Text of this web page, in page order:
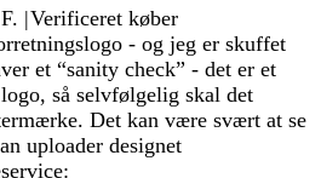
|Verificeret køber
- og jeg er skuffet
et “sanity check” - det er et
så selvfølgelig skal det
Det kan være svært at se
uploader designet